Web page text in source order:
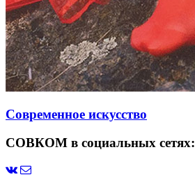
Современное искусство
СОВКОМ в социальных сетях: